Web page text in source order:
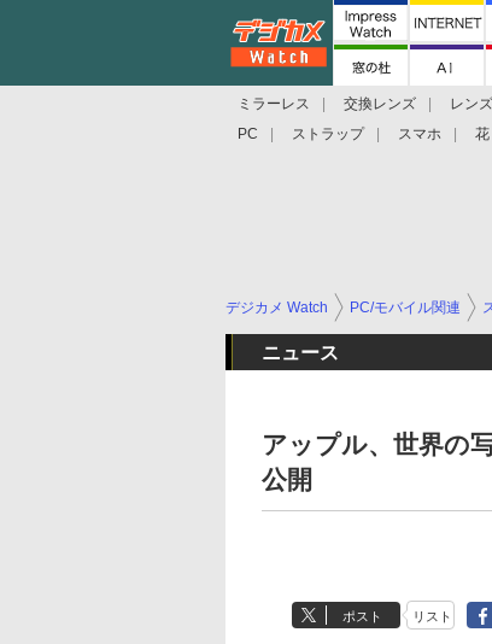
ミラーレス 交換レンズ レン
PC
ストラップ スマホ 花
デジカメ Watch PC/モバイル関連
ニュース
アップル、世界の
公開
ポスト リスト